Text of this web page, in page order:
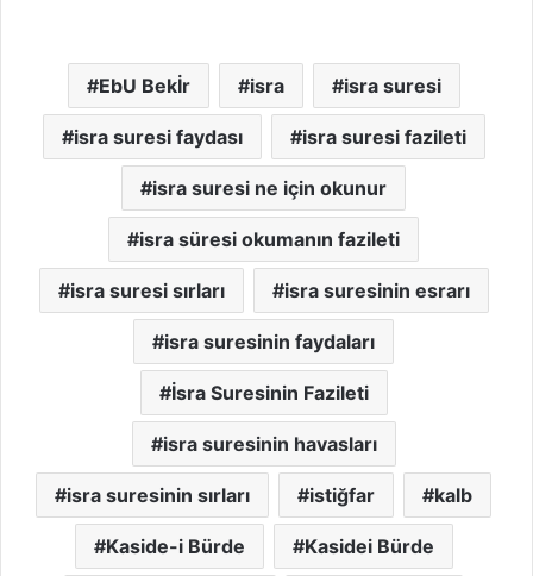
EbU Bekİr isra isra suresi
isra suresi faydası isra suresi fazileti
isra suresi ne için okunur
isra süresi okumanın fazileti
isra suresi sırları isra suresinin esrarı
isra suresinin faydaları
İsra Suresinin Fazileti
isra suresinin havasları
isra suresinin sırları istiğfar kalb
Kaside-i Bürde Kasidei Bürde